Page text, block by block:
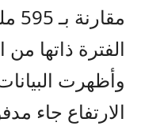
الفترة ذاتها
وأظهرت
الارتفاع جاء